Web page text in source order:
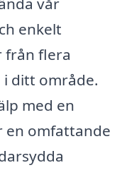
enkelt
från flera
ditt område.
med en
en omfattande